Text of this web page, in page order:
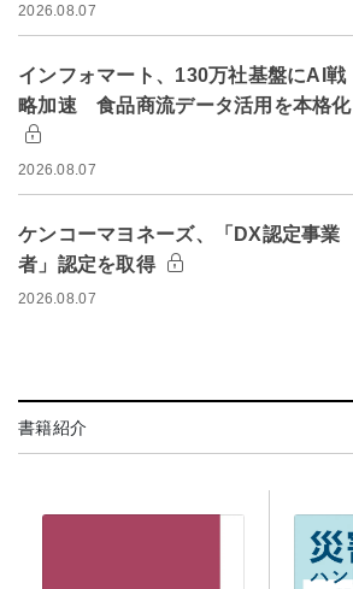
2026.08.07
インフォマート、130万社基盤にAI戦
略加速 食品商流データ活用を本格化
2026.08.07
ケンコーマヨネーズ、「DX認定事業
者」認定を取得
2026.08.07
書籍紹介